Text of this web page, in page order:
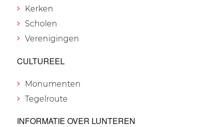
Kerken
Scholen
Verenigingen
CULTUREEL
Monumenten
Tegelroute
INFORMATIE OVER LUNTEREN